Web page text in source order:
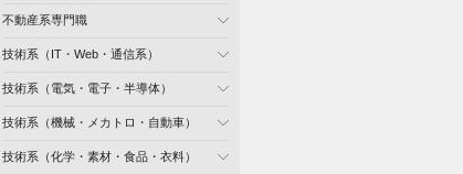
不動産系専門職
技術系（IT・Web・通信系）
技術系（電気・電子・半導体）
技術系（機械・メカトロ・自動車）
技術系（化学・素材・食品・衣料）